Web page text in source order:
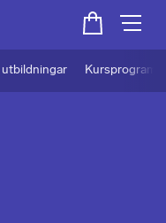
utbildningar Kursprogram